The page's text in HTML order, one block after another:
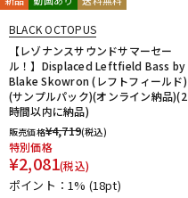
BLACK OCTOPUS
【レゾナンスサウンドサマーセー
ル！】Displaced Leftfield Bass by
Blake Skowron (レフトフィールド)
(サンプルパック)(オンライン納品)(2
時間以内に納品)
販売価格¥4,719(税込)
特別価格
¥2,081(税込)
ポイント：1% (18pt)